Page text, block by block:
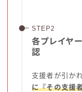
各プレイヤ
認
支援者が引か
に『その支援